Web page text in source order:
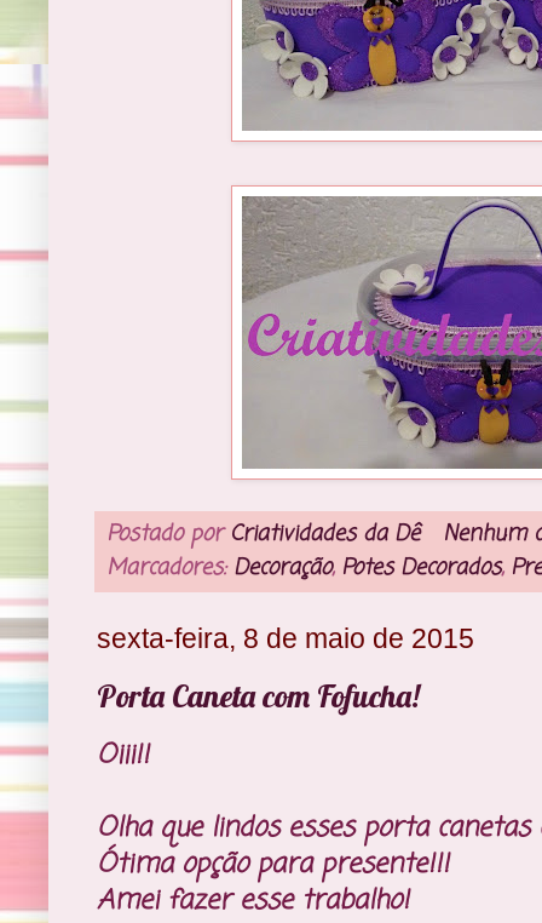
Postado porCriatividades da Dê
Nenhum
Marcadores:Decoração, Potes Decorados,
sexta-feira, 8 de maio de 2015
Porta Caneta com Fofucha!
Oiii!!
Olha que lindos esses porta
Ótima opção para presente!!!
Amei fazer esse trabalho!